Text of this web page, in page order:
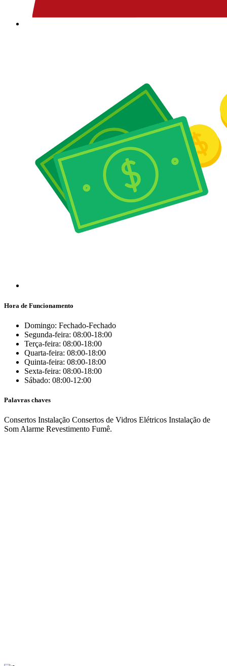
Hora de Funcionamento
Domingo: Fechado-Fechado
Segunda-feira: 08:00-18:00
Terça-feira: 08:00-18:00
Quarta-feira: 08:00-18:00
Quinta-feira: 08:00-18:00
Sexta-feira: 08:00-18:00
Sábado: 08:00-12:00
Palavras chaves
Consertos Instalação Consertos de Vidros Elétricos Instalação de
Som Alarme Revestimento Fumê.